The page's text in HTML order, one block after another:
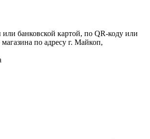
банковской картой, по QR-коду или
по адресу г. Майкоп,